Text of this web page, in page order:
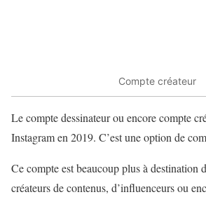
Compte créateur
Le compte dessinateur ou encore compte
Instagram en 2019. C’est une option de
Ce compte est beaucoup plus à destination
créateurs de contenus, d’influenceurs ou